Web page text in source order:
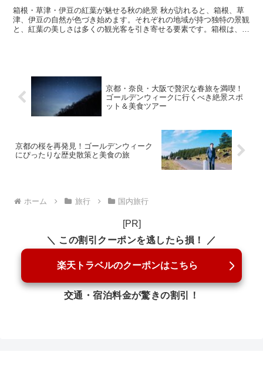
箱根・草津・伊豆の紅葉が魅せる秋の絶景 秋が訪れると、箱根、草
津、伊豆の自然が色づき始めます。それぞれの地域が持つ独特の景観
と、紅葉の美しさは多くの観光客を引き寄せる要素です。箱根は、温
京都・奈良・大阪で贅沢な春旅を満喫！
ゴールデンウィークに行くべき絶景スポ
ット＆美食ツアー
京都の桜を再発見！ゴールデンウィーク
にぴったりな歴史散策と美食の旅
ホーム 旅行 国内旅行
[PR]
＼ この割引クーポンを逃したら損！ ／
楽天トラベルのクーポンはこちら
交通・宿泊料金が驚きの割引！